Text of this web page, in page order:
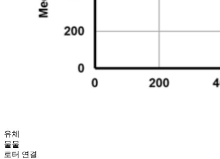
유체
물물
로터 연결